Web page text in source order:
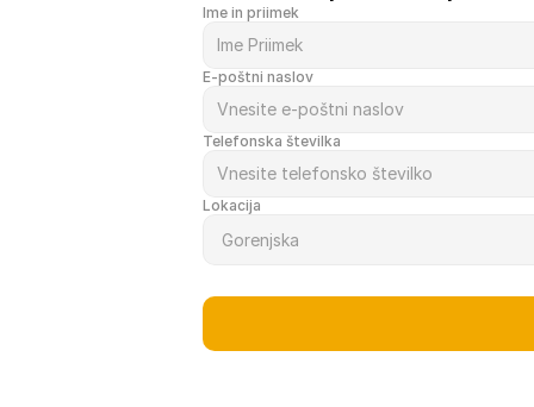
Ime in priimek
E-poštni naslov
Telefonska številka
Lokacija